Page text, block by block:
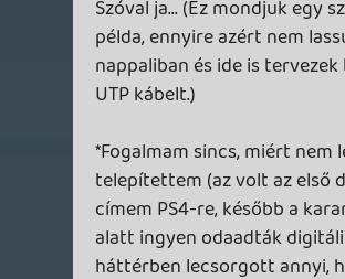
egészen későn, csak a PS4-en keztem el
digitálisan (is) vásárolni nagy ritkán. Aztán
egyre gyakrabban, mivel egyre több PSVR
játék nem jelent meg lemezen, de azért
próbáltam ragaszkodni a kézzel fogható
jöttem, hogy:
- a standard kiadású játékok 99%-a pár év
után elhanyagolható értéket képvisel
- a végigjátszott játékok 99%-át soha
többé nem fogom elővenni
- patchek nélkül a játékok többsége ha